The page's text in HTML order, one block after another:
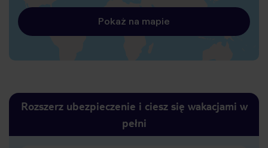
Pokaż na mapie
Rozszerz ubezpieczenie i ciesz się wakacjami w
pełni